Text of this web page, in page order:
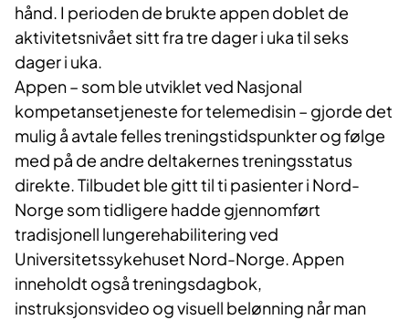
hånd. I perioden de brukte appen doblet de
aktivitetsnivået sitt fra tre dager i uka til seks
dager i uka.
Appen – som ble utviklet ved Nasjonal
kompetansetjeneste for telemedisin – gjorde det
mulig å avtale felles treningstidspunkter og følge
med på de andre deltakernes treningsstatus
direkte. Tilbudet ble gitt til ti pasienter i Nord-
Norge som tidligere hadde gjennomført
tradisjonell lungerehabilitering ved
Universitetssykehuset Nord-Norge. Appen
inneholdt også treningsdagbok,
instruksjonsvideo og visuell belønning når man